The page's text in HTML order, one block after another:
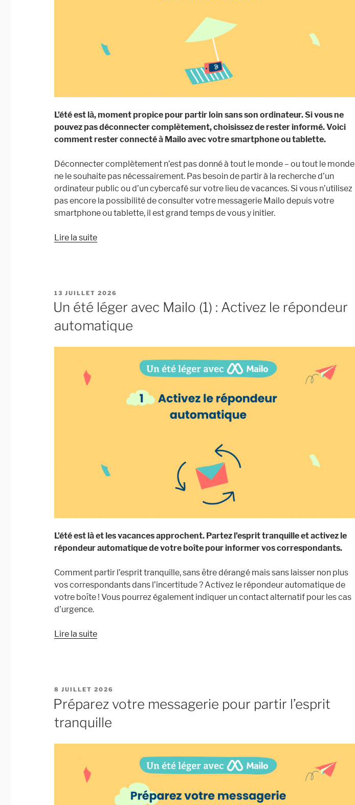
L’été est là, moment propice pour partir loin sans son ordinateur. Si vous ne
pouvez pas déconnecter complètement, choisissez de rester informé. Voici
comment rester connecté à Mailo avec votre smartphone ou tablette.
Déconnecter complètement n’est pas donné à tout le monde – ou tout le monde
ne le souhaite pas nécessairement. Pas besoin de partir à la recherche d’un
ordinateur public ou d’un cybercafé sur votre lieu de vacances. Si vous n’utilisez
pas encore la possibilité de consulter votre messagerie Mailo depuis votre
smartphone ou tablette, il est grand temps de vous y initier.
Lire la suite« Un
(2) :
Embarquez
Mailo
votre
PUBLIÉ
LE
13 JUILLET 2026
Un été léger avec Mailo (1) : Activez le répondeur
automatique
L’été est là et les vacances approchent. Partez l’esprit tranquille et activez le
répondeur automatique de votre boîte pour informer vos correspondants.
Comment partir l’esprit tranquille, sans être dérangé mais sans laisser non plus
vos correspondants dans l’incertitude ? Activez le répondeur automatique de
votre boîte ! Vous pourrez également indiquer un contact alternatif pour les cas
d’urgence.
Lire la suite« Un
Activez
le
automatique »
PUBLIÉ
LE
8 JUILLET 2026
Préparez votre messagerie pour partir l’esprit
tranquille